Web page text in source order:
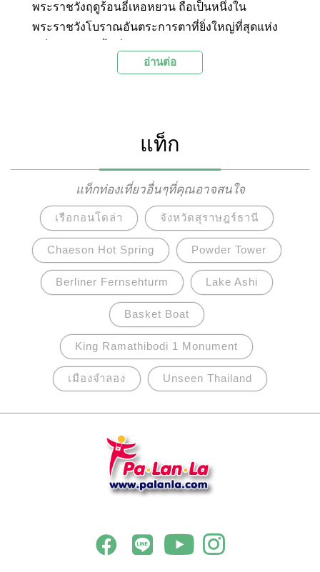
พระราชวังฤดูร้อนอี๋เหอหยวน ถือเป็นหนึ่งใน
พระราชวังโบราณอันตระการตาที่ยิ่งใหญ่ที่สุดแห่ง
สถาปัตยกรรมและสิ่งปลูกสร้างสวยงามมากมายไม่
แรงงานของมนุษย์ เช่นเดียวกับภูเขาว่านโซ่วซาน ซึ่ง
ความงดงามอันน่าอัศจรรย์เหล่านี้เองที่ทำให้องค์กร
ยูเนสโกได้มีมติยกย่องให้พระราชวังฤดูร้อนแห่งเมือง
ปักกิ่ง เป็นหนึ่งในมรดกโลกที่มีคุณค่าจากความ
มหัศจรรย์สถาปัตยกรรมที่ก่อสร้างด้วยมือมนุษย์ และ
ยังเป็นสถาปัตยกรรมอันทรงคุณค่าที่แสดงให้เห็นถึง
ประวัติศาสตร์และผลงานศิลปะในปี 1998
อ่านต่อ
แท็ก
แท็กท่องเที่ยวอื่นๆที่คุณอาจสนใจ
เรือกอนโดล่า จังหวัดสุราษฎร์ธานี
Chaeson Hot Spring Powder Tower
Berliner Fernsehturm Lake Ashi
Basket Boat
King Ramathibodi 1 Monument
เมืองจำลอง Unseen Thailand